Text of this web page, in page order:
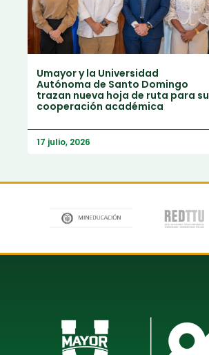
Umayor y la Universidad
Autónoma de Santo Domingo
trazan nueva hoja de ruta para su
cooperación académica
17 julio, 2026